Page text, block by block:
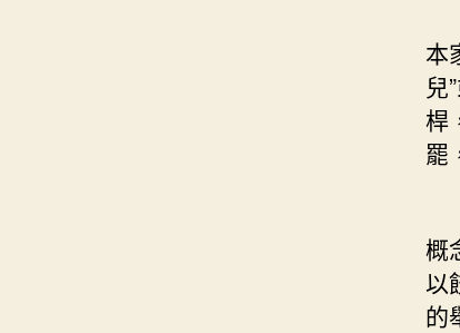
本
兒
桿
罷
概
以
的